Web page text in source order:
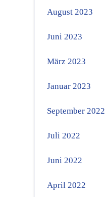
August 2023
Juni 2023
März 2023
Januar 2023
September 2022
Juli 2022
Juni 2022
April 2022